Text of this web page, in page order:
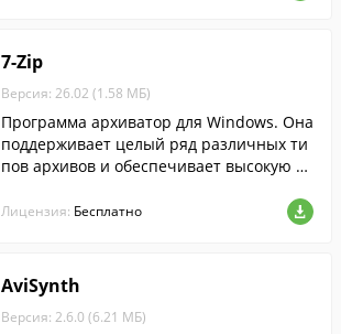
7-Zip
Версия: 26.02 (1.58 МБ)
Программа архиватор для Windows. Она
поддерживает целый ряд различных ти
пов архивов и обеспечивает высокую ст
Лицензия: Бесплатно
AviSynth
Версия: 2.6.0 (6.21 МБ)